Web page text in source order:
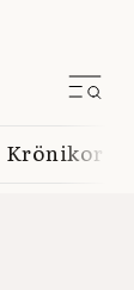
Krönikor